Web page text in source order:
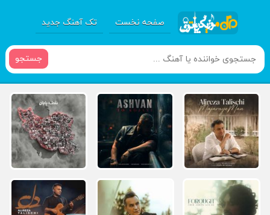
صفحه نخست تک آهنگ جدید
جستجو